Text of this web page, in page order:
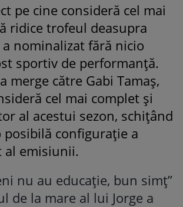
pe cine consideră cel mai
ridice trofeul deasupra
nominalizat fără nicio
sportiv de performanță.
merge către Gabi Tamaș,
cel mai complet și
al acestui sezon, schițând
configurație a
emisiunii.